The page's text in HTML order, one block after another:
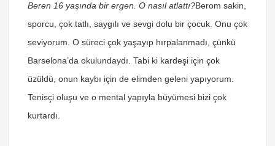
Beren 16 yaşında bir ergen. O nasıl atlattı?Berom sakin,
sporcu, çok tatlı, saygılı ve sevgi dolu bir çocuk. Onu çok
seviyorum. O süreci çok yaşayıp hırpalanmadı, çünkü
Barselona’da okulundaydı. Tabi ki kardeşi için çok
üzüldü, onun kaybı için de elimden geleni yapıyorum.
Tenisçi oluşu ve o mental yapıyla büyümesi bizi çok
kurtardı.